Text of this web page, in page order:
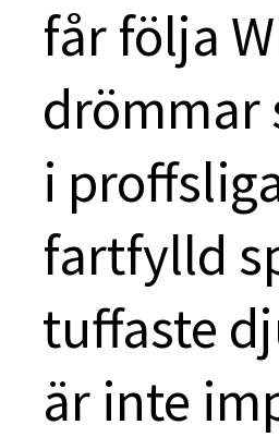
får följa
drömmar
i
fartfylld
tuffaste
är inte